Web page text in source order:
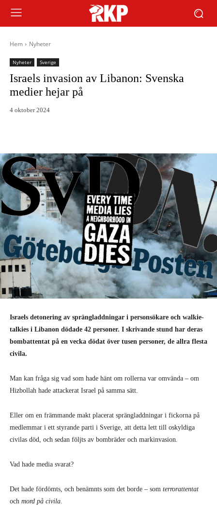
Hem Nyheter
Nyheter Sverige
Israels invasion av Libanon: Svenska
medier hejar på
4 oktober 2024
Israels detonering av sprängladdningar i personsökare och walkie-
talkies i Libanon dödade 42 personer. I skrivande stund har deras
bombattentat på en vecka dödat över tusen personer, de allra flesta
civila.
Man kan fråga sig vad som hade hänt om rollerna var omvända – om
Hizbollah hade attackerat Israel på samma sätt.
Eller om en främmande makt placerat sprängladdningar i fickorna på
medlemmar i ett styrande parti i Sverige, att detta lett till oskyldiga
civilas död, och sedan följts av bombräder och markinvasion.
Vad hade media svarat?
Det hade fördömts, och benämnts som det borde – som terrorattentat
och mord på civila